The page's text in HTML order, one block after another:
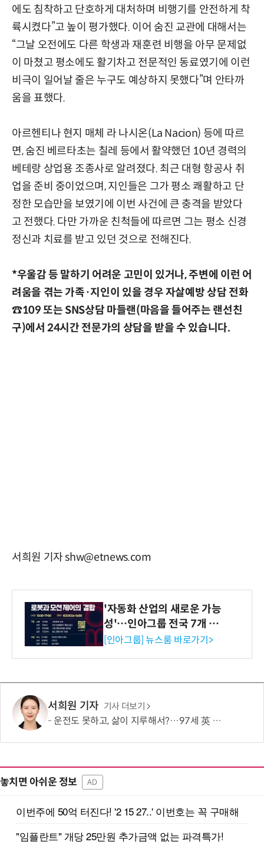
에도 침착하고 단호하게 대처하며 비행기를 안전하게 착
륙시켰다”고 높이 평가했다. 이어 숨진 교관에 대해서는
“그날 오전에도 다른 학생과 재훈련 비행을 아무 문제없
이 마쳤고 평소에도 활기차고 전문적인 동료였기에 이런
비극이 일어날 줄은 누구도 예상하지 못했다”며 안타까
움을 표했다.
아르헨티나 현지 매체 라 나시온(La Nacion) 등에 따르
면, 숨진 베르타초는 칠레 등에서 활약했던 10년 경력의
베테랑 상업용 조종사로 알려졌다. 최근 대형 항공사 취
업을 준비 중이었으며, 지인들은 그가 평소 쾌활하고 단
정한 모습만을 보였기에 이번 사건에 큰 충격을 받았다
고 전했다. 다만 가까운 친척들에 따르면 그는 평소 신경
정신과 치료를 받고 있던 것으로 전해진다.
*우울감 등 말하기 어려운 고민이 있거나, 주변에 이런 어
려움을 겪는 가족·지인이 있을 경우 자살예방 상담 전화
☎109 또는 SNS상담 마들랜(마음을 들어주는 랜선친
구)에서 24시간 전문가의 상담을 받을 수 있습니다.
서희원 기자 shw@etnews.com
'자동화 산업의 새로운 가능
성'…인아그룹 전국 7개 도
시 세미나 페어 개최
[인아그룹] 뉴스룸 바로가기>
서희원 기자 기사 더보기
운전도 못하고, 삶이 지루해서?…97세 英 할머니, 비행기 날개에 매달렸다
놓치면 아쉬운 정보 AD